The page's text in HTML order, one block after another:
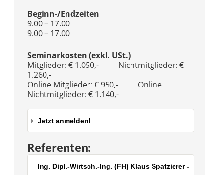
Beginn-/Endzeiten
9.00 – 17.00
9.00 – 17.00
Seminarkosten (exkl. USt.)
Mitglieder: € 1.050,- Nichtmitglieder: €
1.260,-
Online Mitglieder: € 950,- Online
Nichtmitglieder: € 1.140,-
Jetzt anmelden!
Referenten:
Ing. Dipl.-Wirtsch.-Ing. (FH) Klaus Spatzierer -